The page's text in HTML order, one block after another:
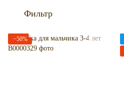
Фильтр
−50%